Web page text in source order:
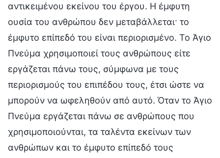
αντικειμένου εκείνου του έργου. Η έμφυτη
ουσία του ανθρώπου δεν μεταβάλλεται· το
έμφυτο επίπεδό του είναι περιορισμένο. Το Άγιο
Πνεύμα χρησιμοποιεί τους ανθρώπους είτε
εργάζεται πάνω τους, σύμφωνα με τους
περιορισμούς του επιπέδου τους, έτσι ώστε να
μπορούν να ωφεληθούν από αυτό. Όταν το Άγιο
Πνεύμα εργάζεται πάνω σε ανθρώπους που
χρησιμοποιούνται, τα ταλέντα εκείνων των
ανθρώπων και το έμφυτο επίπεδό τους